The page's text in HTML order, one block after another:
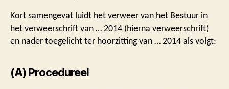
Kort samengevat luidt het verweer van het Bestuur in
het verweerschrift van … 2014 (hierna verweerschrift)
en nader toegelicht ter hoorzitting van … 2014 als volgt:
(A) Procedureel